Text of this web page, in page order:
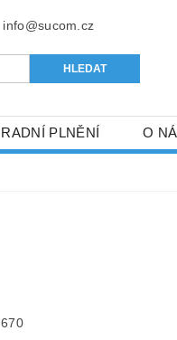
info@sucom.cz
PLNĚNÍ O